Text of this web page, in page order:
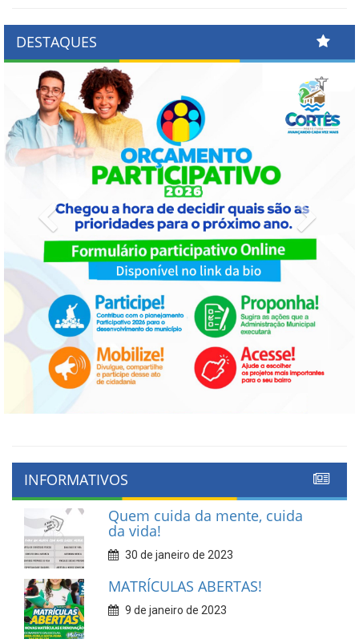
DESTAQUES
Previous
INFORMATIVOS
Quem cuida da mente, cuida
da vida!
30 de janeiro de 2023
MATRÍCULAS ABERTAS!
9 de janeiro de 2023